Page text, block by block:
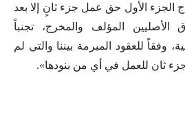
الجزء الأول حق عمل جزء ثانٍ إلا بعد
الأصليين المؤلف والمخرج، تجنباً
وفقاً للعقود المبرمة بيننا والتي لم
ثان للعمل في أي من بنودها».